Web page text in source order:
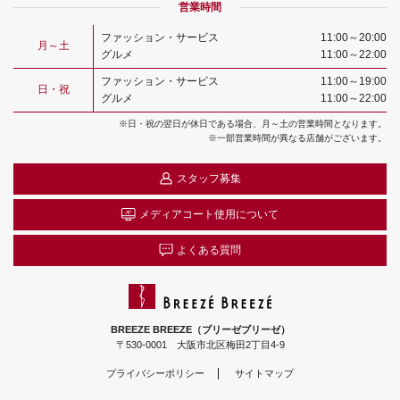
営業時間
月～土
ファッション・サービス
11:00～20:00
グルメ
11:00～22:00
日・祝
ファッション・サービス
11:00～19:00
グルメ
11:00～22:00
※日・祝の翌日が休日である場合、月～土の営業時間となります。
※一部営業時間が異なる店舗がございます。
スタッフ募集
メディアコート 使用について
よくある質問
BREEZE BREEZE（ブリーゼブリーゼ）
〒530-0001 大阪市北区梅田2丁目4-9
プライバシーポリシー サイトマップ